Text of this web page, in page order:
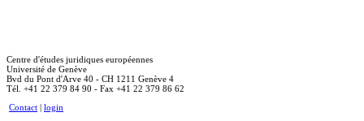
Centre d'études juridiques européennes
Université de Genève
Bvd du Pont d'Arve 40 - CH 1211 Genève 4
Tél. +41 22 379 84 90 - Fax +41 22 379 86 62
Contact | login